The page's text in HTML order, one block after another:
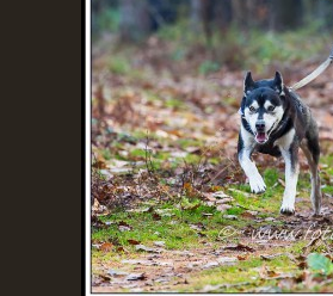
© 2026 eStránky.cz